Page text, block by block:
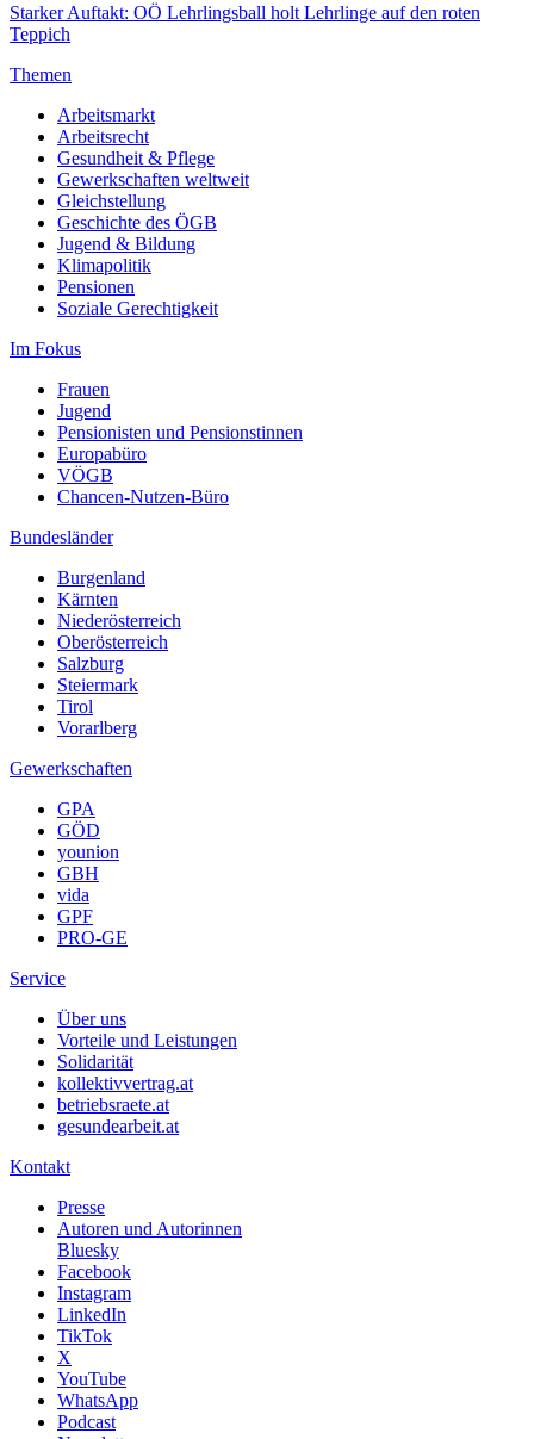
Starker Auftakt: OÖ Lehrlingsball holt Lehrlinge auf den roten
Teppich
Themen
Arbeitsmarkt
Arbeitsrecht
Gesundheit & Pflege
Gewerkschaften weltweit
Gleichstellung
Geschichte des ÖGB
Jugend & Bildung
Klimapolitik
Pensionen
Soziale Gerechtigkeit
Im Fokus
Frauen
Jugend
Pensionisten und Pensionstinnen
Europabüro
VÖGB
Chancen-Nutzen-Büro
Bundesländer
Burgenland
Kärnten
Niederösterreich
Oberösterreich
Salzburg
Steiermark
Tirol
Vorarlberg
Gewerkschaften
GPA
GÖD
younion
GBH
vida
GPF
PRO-GE
Service
Über uns
Vorteile und Leistungen
Solidarität
kollektivvertrag.at
betriebsraete.at
gesundearbeit.at
Kontakt
Presse
Autoren und Autorinnen
Bluesky
Facebook
Instagram
LinkedIn
TikTok
X
YouTube
WhatsApp
Podcast